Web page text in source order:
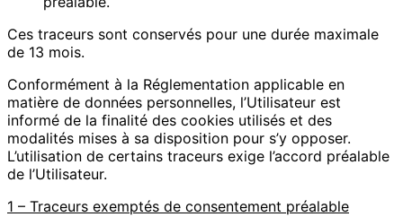
Ces traceurs sont conservés pour une durée maximale
de 13 mois.
Conformément à la Réglementation applicable en
matière de données personnelles, l’Utilisateur est
informé de la finalité des cookies utilisés et des
modalités mises à sa disposition pour s’y opposer.
L’utilisation de certains traceurs exige l’accord préalable
de l’Utilisateur.
1 – Traceurs exemptés de consentement préalable